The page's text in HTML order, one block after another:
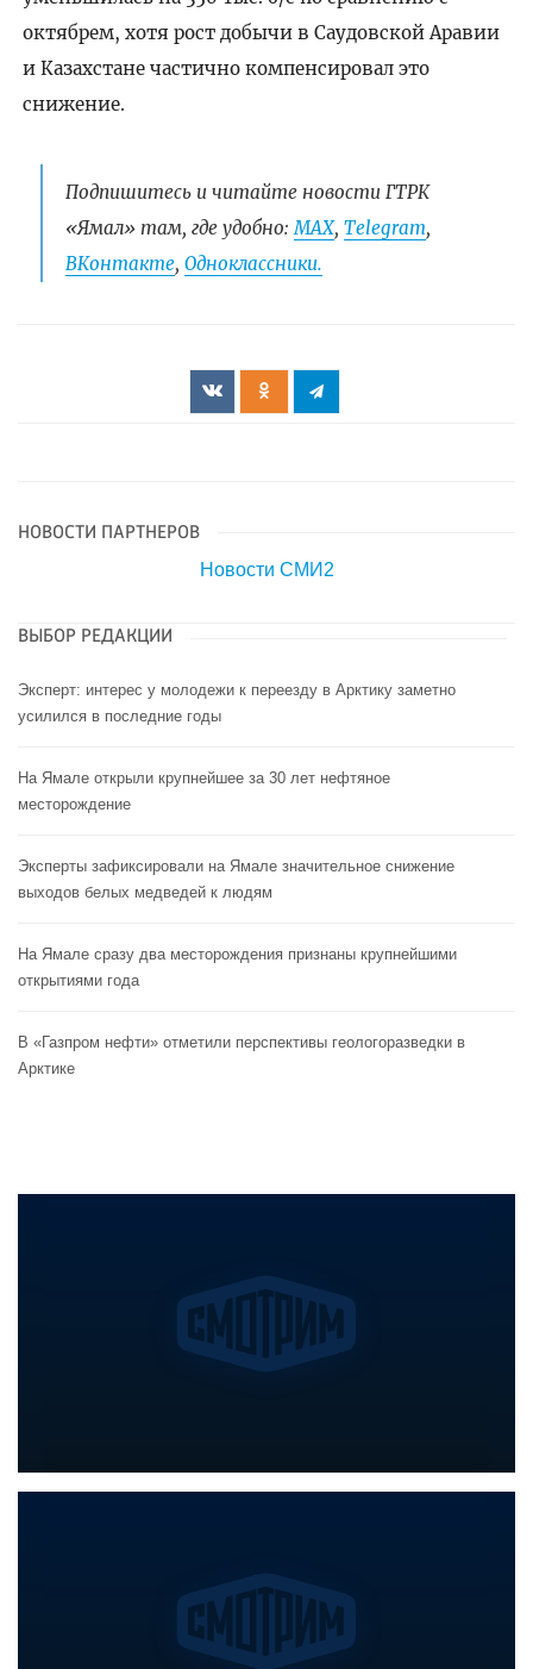
октябрем, хотя рост добычи в Саудовской Аравии
и Казахстане частично компенсировал это
снижение.
Подпишитесь и читайте новости ГТРК
«Ямал» там, где удобно:МАХ, Telegram,
ВКонтакте, Одноклассники.
НОВОСТИ ПАРТНЕРОВ
Новости СМИ2
ВЫБОР РЕДАКЦИИ
Эксперт: интерес у молодежи к переезду в Арктику заметно
усилился в последние годы
На Ямале открыли крупнейшее за 30 лет нефтяное
месторождение
Эксперты зафиксировали на Ямале значительное снижение
выходов белых медведей к людям
На Ямале сразу два месторождения признаны крупнейшими
открытиями года
В «Газпром нефти» отметили перспективы геологоразведки в
Арктике